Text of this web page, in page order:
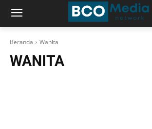
Beranda Wanita
WANITA